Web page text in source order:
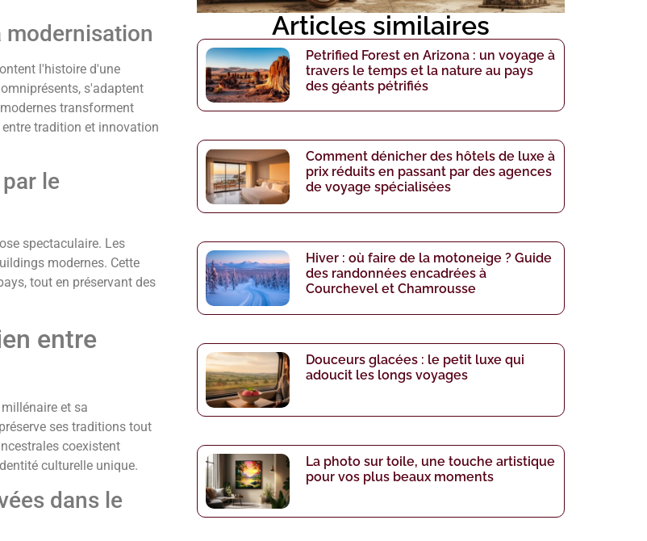
modernisation
l'histoire d'une
s'adaptent
transforment
tradition et innovation
le
spectaculaire. Les
modernes. Cette
tout en préservant des
entre
et sa
ses traditions tout
coexistent
culturelle unique.
dans le
Articles similaires
Petrified Forest en Arizona : un voyage à
travers le temps et la nature au pays
des géants pétrifiés
Comment dénicher des hôtels de luxe à
prix réduits en passant par des agences
de voyage spécialisées
Hiver : où faire de la motoneige ? Guide
des randonnées encadrées à
Courchevel et Chamrousse
Douceurs glacées : le petit luxe qui
adoucit les longs voyages
La photo sur toile, une touche artistique
pour vos plus beaux moments